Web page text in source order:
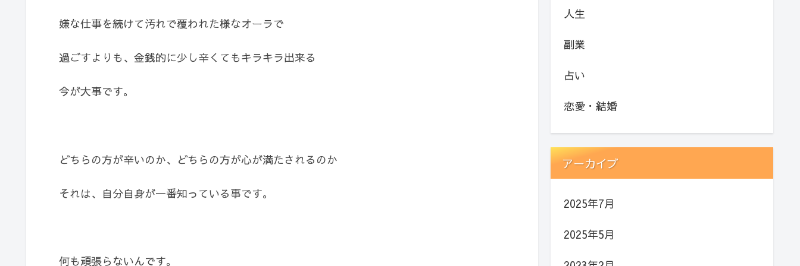
嫌な仕事を続けて汚れで覆われた様なオーラで
過ごすよりも、金銭的に少し辛くてもキラキラ出来る
今が大事です。
どちらの方が辛いのか、どちらの方が心が満たされるのか
それは、自分自身が一番知っている事です。
何も頑張らないんです。
人生
副業
占い
恋愛・結婚
アーカイブ
2025年7月
2025年5月